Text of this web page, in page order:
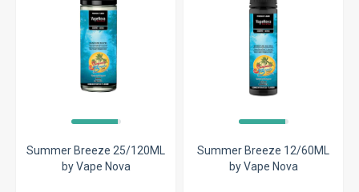
Summer Breeze 25/120ML
by Vape Nova
Summer Breeze 12/60ML
by Vape Nova